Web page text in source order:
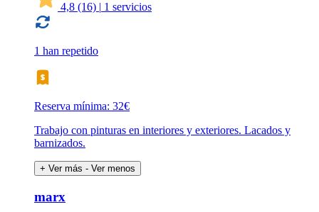
4,8 (16) | 1 servicios
1 han repetido
Reserva mínima: 32€
Trabajo con pinturas en interiores y exteriores. Lacados y
barnizados.
+ Ver más - Ver menos
marx